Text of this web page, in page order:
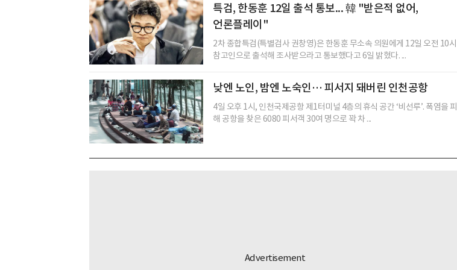
특검, 한동훈 12일 출석 통보... 韓 "받은적 없어,
언론플레이"
2차 종합특검(특별검사 권창영)은 한동훈 무소속 의원에게 12일 오전 10시
참고인으로 출석해 조사받으라고 통보했다고 6일 밝혔다. ...
낮엔 노인, 밤엔 노숙인… 피서지 돼버린 인천공항
4일 오후 1시, 인천국제공항 제1터미널 4층의 휴식 공간 ‘비선루’. 폭염을 피
해 공항을 찾은 6080 피서객 30여 명으로 꽉 차 ...